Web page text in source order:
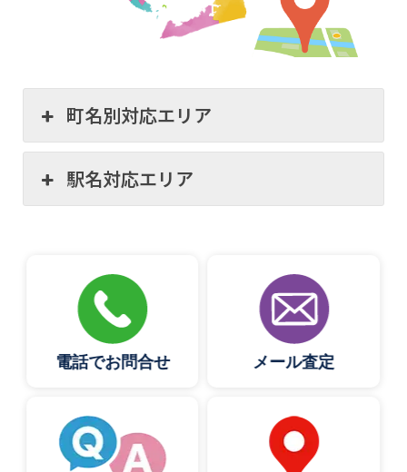
町名別対応エリア
駅名対応エリア
電話でお問合せ メール査定